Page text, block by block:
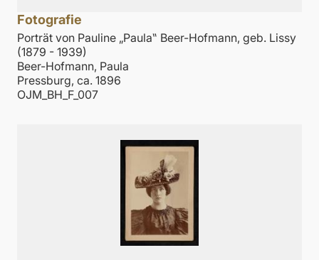
Fotografie
Porträt von Pauline „Paula‟ Beer-Hofmann, geb. Lissy
(1879 - 1939)
Beer-Hofmann, Paula
Pressburg, ca. 1896
OJM_BH_F_007